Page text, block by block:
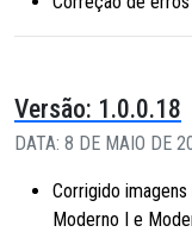
Versão: 1.0.0.18
DATA: 8 DE MAIO DE
Corrigido
Moderno I e